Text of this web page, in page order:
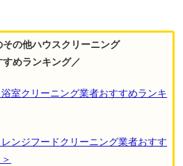
その他ハウスクリーニング
すめランキング／
室クリーニング業者おすすめランキ
ンジフードクリーニング業者おすす